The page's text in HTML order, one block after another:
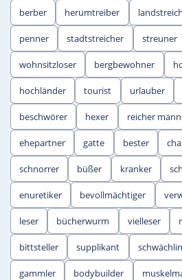
berber herumtreiber
penner stadtstreicher streuner
wohnsitzloser bergbewohner
hochländer tourist urlauber
beschwörer hexer reicher mann
ehepartner gatte bester
schnorrer büßer kranker
enuretiker bevollmächtiger
leser bücherwurm vielleser
bittsteller supplikant
gammler bodybuilder